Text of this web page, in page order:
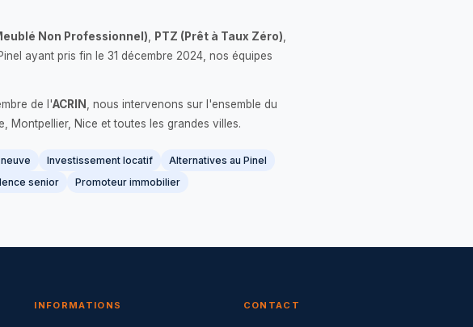
Non Professionnel) PTZ (Prêt à Taux Zéro)
ayant pris fin le 31 décembre 2024, nos équipes
de l'ACRIN
, nous intervenons sur l'ensemble du
Montpellier, Nice et toutes les grandes villes.
Investissement locatif
Alternatives au Pinel
senior
Promoteur immobilier
INFORMATIONS CONTACT